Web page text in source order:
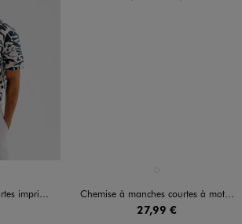
homme Chemise à manches courtes à motif feuillage homme
27,99 €